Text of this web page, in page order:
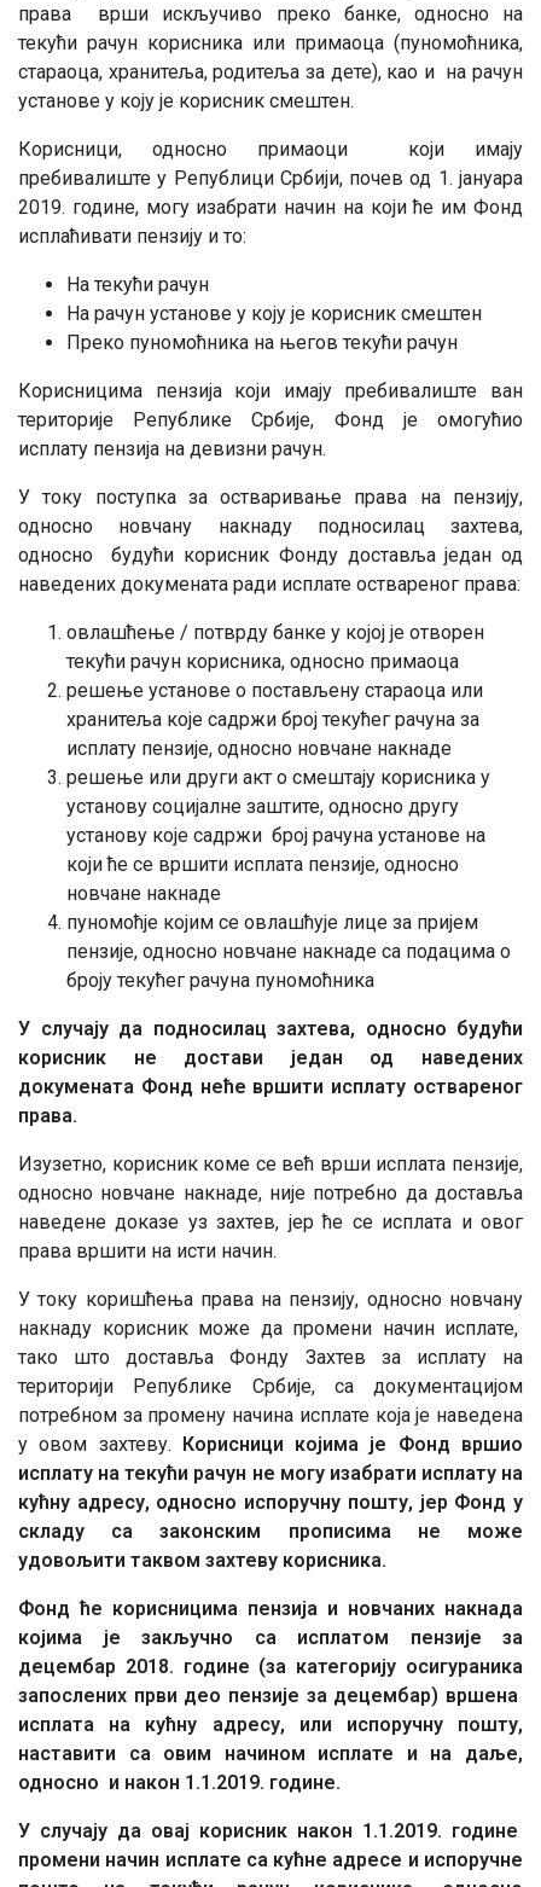
права врши искључиво преко банке, односно на
текући рачун корисника или примаоца (пуномоћника,
стараоца, хранитеља, родитеља за дете), као и на рачун
установе у коју је корисник смештен.
Корисници, односно примаоци који имају
пребивалиште у Републици Србији, почев од 1. јануара
2019. године, могу изабрати начин на који ће им Фонд
исплаћивати пензију и то:
На текући рачун
На рачун установе у коју је корисник смештен
Преко пуномоћника на његов текући рачун
Корисницима пензија који имају пребивалиште ван
територије Републике Србије, Фонд је омогућио
исплату пензија на девизни рачун.
У току поступка за остваривање права на пензију,
односно новчану накнаду подносилац захтева,
односно будући корисник Фонду доставља један од
наведених докумената ради исплате оствареног права:
овлашћење / потврду банке у којој је отворен
текући рачун корисника, односно примаоца
решење установе о постављену стараоца или
хранитеља које садржи број текућег рачуна за
исплату пензије, односно новчане накнаде
решење или други акт о смештају корисника у
установу социјалне заштите, односно другу
установу које садржи број рачуна установе на
који ће се вршити исплата пензије, односно
новчане накнаде
пуномоћје којим се овлашћује лице за пријем
пензије, односно новчане накнаде са подацима о
броју текућег рачуна пуномоћника
У случају да подносилац захтева, односно будући
корисник не достави један од наведених
докумената Фонд неће вршити исплату оствареног
права.
Изузетно, корисник коме се већ врши исплата пензије,
односно новчане накнаде, није потребно да доставља
наведене доказе уз захтев, јер ће се исплата и овог
права вршити на исти начин.
У току коришћења права на пензију, односно новчану
накнаду корисник може да промени начин исплате,
тако што доставља Фонду Захтев за исплату на
територији Републике Србије, са документацијом
потребном за промену начина исплате која је наведена
у овом захтеву. Корисници којима је Фонд вршио
исплату на текући рачун не могу изабрати исплату на
кућну адресу, односно испоручну пошту, јер Фонд у
складу са законским прописима не може
удовољити таквом захтеву корисника.
Фонд ће корисницима пензија и новчаних накнада
којима је закључно са исплатом пензије за
децембар 2018. године (за категорију осигураника
запослених први део пензије за децембар) вршена
исплата на кућну адресу, или испоручну пошту,
наставити са овим начином исплате и на даље,
односно и након 1.1.2019. године.
У случају да овај корисник након 1.1.2019. године
промени начин исплате са кућне адресе и испоручне